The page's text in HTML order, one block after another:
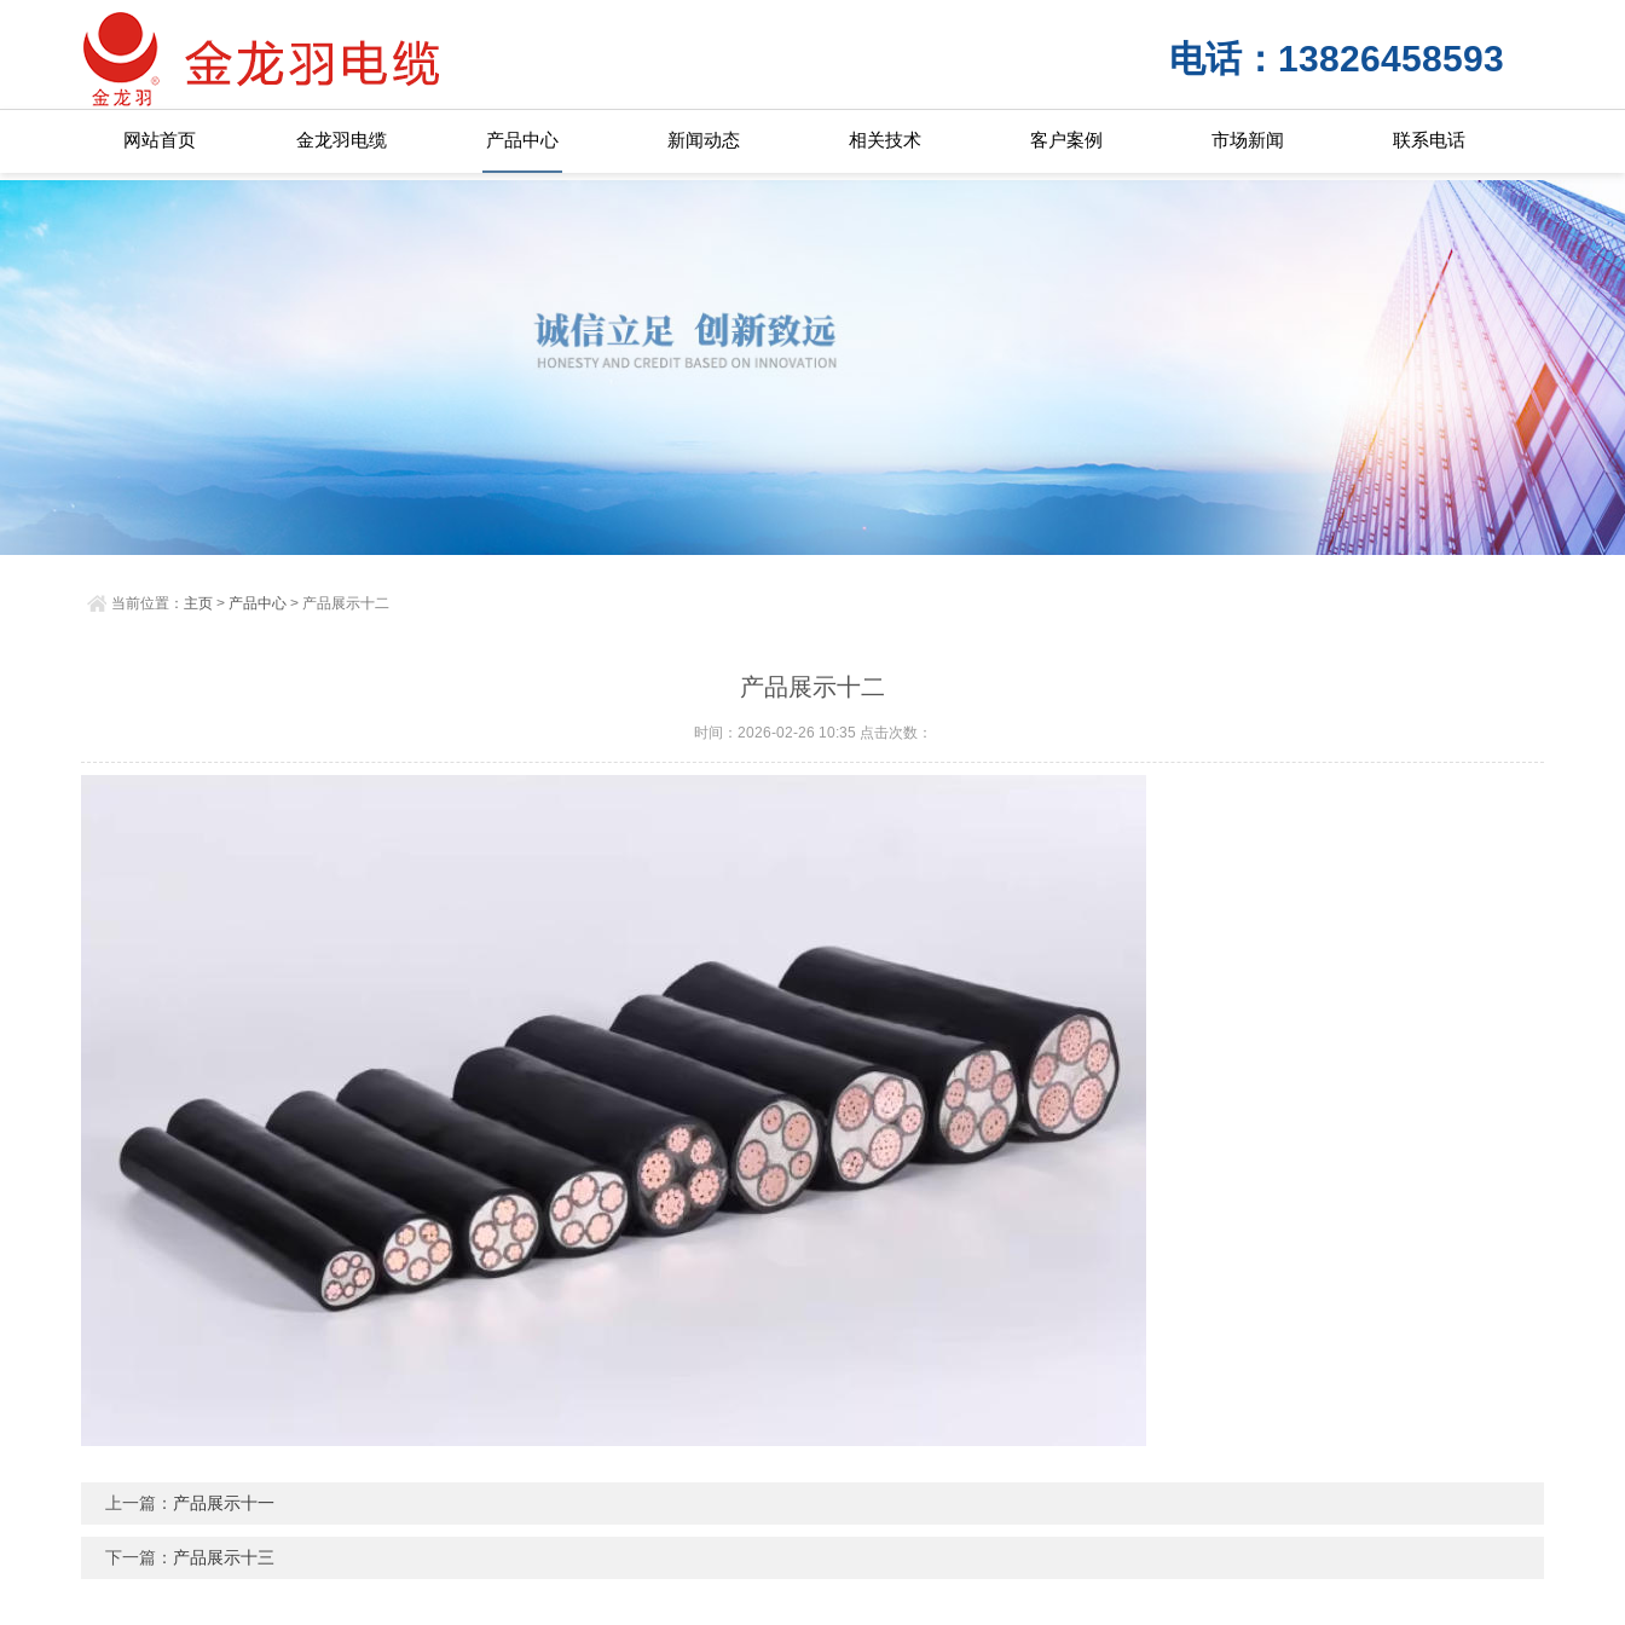
电话：13826458593
网站首页 金龙羽电缆 产品中心 新闻动态 相关技术 客户案例 市场新闻 联系电话
当前位置： 主页 > 产品中心 > 产品展示十二
产品展示十二
时间：2026-02-26 10:35 点击次数：
上一篇： 产品展示十一
下一篇： 产品展示十三